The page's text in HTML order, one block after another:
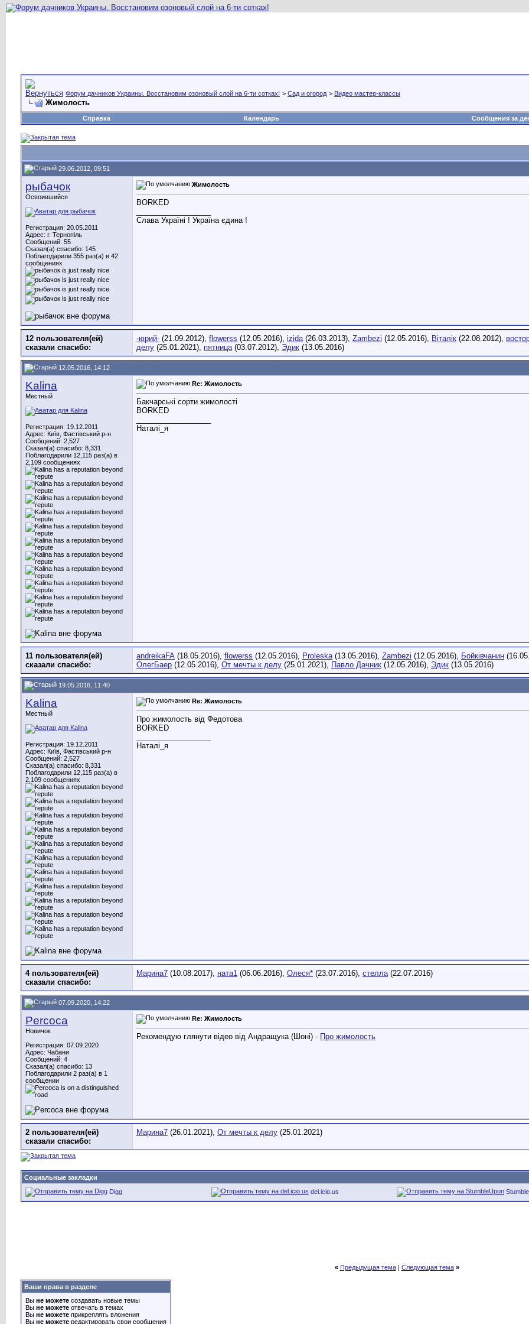
Форум дачников Украины. Восстановим озоновый слой на 6-ти сотках! > Сад и огород > Видео мастер-классы
Жимолость
Справка Календарь Сообщения за
29.06.2012, 09:51
рыбачок
Освоившийся
Регистрация: 20.05.2011
Адрес: г. Тернопіль
Сообщений: 55
Сказал(а) спасибо: 145
Поблагодарили 355 раз(а) в 42
сообщениях
Жимолость
BORKED
Слава Україні ! Україна єдина !
12 пользователя(ей)
сказали cпасибо:
-юрий- (21.09.2012), flowerss (12.05.2016), izida(26.03.2013), Zambezi (12.05.2016), Віталік (22.08.2012),
делу (25.01.2021), пятница(03.07.2012), Эдик (13.05.2016)
12.05.2016, 14:12
Kalina
Местный
Регистрация: 19.12.2011
Адрес: Київ, Фастівський р-н
Сообщений: 2,527
Сказал(а) спасибо: 8,331
Поблагодарили 12,115 раз(а) в
2,109 сообщениях
Re: Жимолость
Бакчарські сорти жимолості
BORKED
Наталі_я
11 пользователя(ей)
сказали cпасибо:
andreikaFA (18.05.2016), flowerss (12.05.2016), Proleska(13.05.2016), Zambezi (12.05.2016), Бойківчанин
ОлегБаер (12.05.2016), От мечты к делу (25.01.2021), Павло Дачник (12.05.2016), Эдик (13.05.2016)
19.05.2016, 11:40
Kalina
Местный
Регистрация: 19.12.2011
Адрес: Київ, Фастівський р-н
Сообщений: 2,527
Сказал(а) спасибо: 8,331
Поблагодарили 12,115 раз(а) в
2,109 сообщениях
Re: Жимолость
Про жимолость від Федотова
BORKED
Наталі_я
4 пользователя(ей)
сказали cпасибо:
Марина7 (10.08.2017), ната1 (06.06.2016), Олеся* (23.07.2016), стелла(22.07.2016)
07.09.2020, 14:22
Percoca
Новичок
Регистрация: 07.09.2020
Адрес: Чабани
Сообщений: 4
Сказал(а) спасибо: 13
Поблагодарили 2 раз(а) в 1
сообщении
Re: Жимолость
Рекомендую глянути відео від Андращука (Шоні) - Про жимолость
2 пользователя(ей)
сказали cпасибо:
Марина7 (26.01.2021), От мечты к делу (25.01.2021)
Социальные закладки
Digg
del.icio.us
« Предыдущая тема| Следующая тема »
Ваши права в разделе
Вы не можете создавать новые темы
Вы не можете отвечать в темах
Вы не можете прикреплять вложения
Вы не можете редактировать свои сообщения